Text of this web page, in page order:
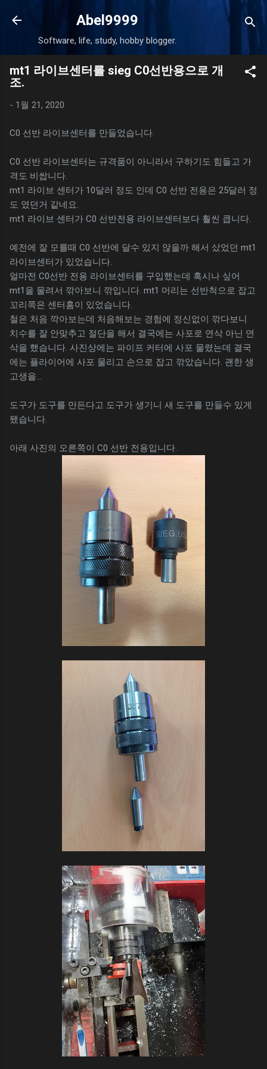
기본 콘텐츠로 건너뛰기
Abel9999
Software, life, study, hobby blogger.
mt1 라이브센터를 sieg C0선반용으로 개
조.
- 1월 21, 2020
C0 선반 라이브센터를 만들었습니다.
C0 선반 라이브센터는 규격품이 아니라서 구하기도 힘들고 가
격도 비쌉니다.
mt1 라이브 센터가 10달러 정도 인데 C0 선반 전용은 25달러 정
도 였던거 같네요.
mt1 라이브 센터가 C0 선반전용 라이브센터보다 훨씬 큽니다.
예전에 잘 모를때 C0 선반에 달수 있지 않을까 해서 샀었던 mt1
라이브센터가 있었습니다.
얼마전 C0선반 전용 라이브센터를 구입했는데 혹시나 싶어
mt1을 물려서 깎아보니 깎입니다. mt1 머리는 선반척으로 잡고
꼬리쪽은 센터홈이 있었습니다.
철은 처음 깍아보는데 처음해보는 경험에 정신없이 깎다보니
치수를 잘 안맞추고 절단을 해서 결국에는 사포로 연삭 아닌 연
삭을 했습니다. 사진상에는 파이프 커터에 사포 물렸는데 결국
에는 플라이어에 사포 물리고 손으로 잡고 깎았습니다. 괜한 생
고생을...
도구가 도구를 만든다고 도구가 생기니 새 도구를 만들수 있게
됐습니다.
아래 사진의 오른쪽이 C0 선반 전용입니다.